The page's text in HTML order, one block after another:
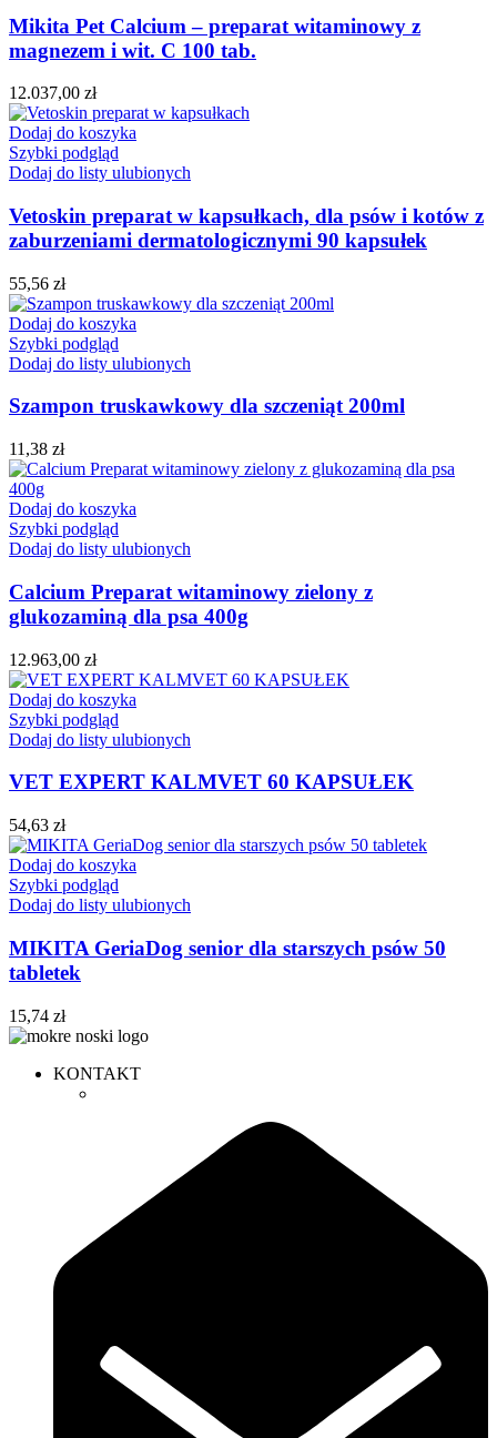
Mikita Pet Calcium – preparat witaminowy z
magnezem i wit. C 100 tab.
12.037,00 zł
Dodaj do koszyka
Szybki podgląd
Dodaj do listy ulubionych
Vetoskin preparat w kapsułkach, dla psów i kotów z
zaburzeniami dermatologicznymi 90 kapsułek
55,56 zł
Dodaj do koszyka
Szybki podgląd
Dodaj do listy ulubionych
Szampon truskawkowy dla szczeniąt 200ml
11,38 zł
Dodaj do koszyka
Szybki podgląd
Dodaj do listy ulubionych
Calcium Preparat witaminowy zielony z
glukozaminą dla psa 400g
12.963,00 zł
Dodaj do koszyka
Szybki podgląd
Dodaj do listy ulubionych
VET EXPERT KALMVET 60 KAPSUŁEK
54,63 zł
Dodaj do koszyka
Szybki podgląd
Dodaj do listy ulubionych
MIKITA GeriaDog senior dla starszych psów 50
tabletek
15,74 zł
KONTAKT